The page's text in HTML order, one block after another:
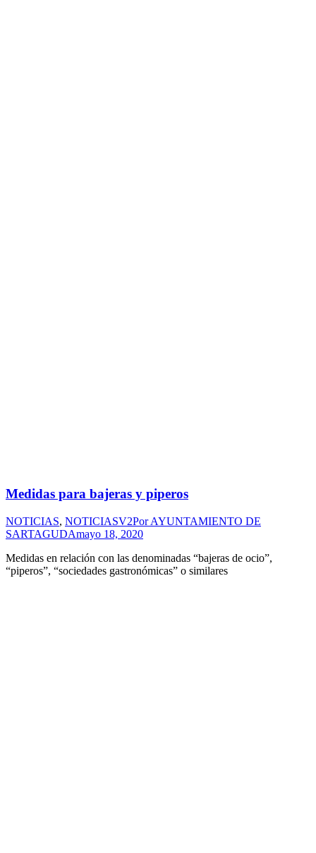
Medidas para bajeras y piperos
NOTICIAS, NOTICIASV2PorAYUNTAMIENTO DE
SARTAGUDAmayo 18, 2020
Medidas en relación con las denominadas “bajeras de ocio”,
“piperos”, “sociedades gastronómicas” o similares